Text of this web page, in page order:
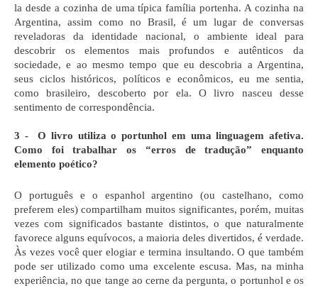
la desde a cozinha de uma típica família portenha. A cozinha na
Argentina, assim como no Brasil, é um lugar de conversas
reveladoras da identidade nacional, o ambiente ideal para
descobrir os elementos mais profundos e autênticos da
sociedade, e ao mesmo tempo que eu descobria a Argentina,
seus ciclos históricos, políticos e econômicos, eu me sentia,
como brasileiro, descoberto por ela. O livro nasceu desse
sentimento de correspondência.
3 -  O livro utiliza o portunhol em uma linguagem afetiva.
Como foi trabalhar os “erros de tradução” enquanto
elemento poético?
O português e o espanhol argentino (ou castelhano, como
preferem eles) compartilham muitos significantes, porém, muitas
vezes com significados bastante distintos, o que naturalmente
favorece alguns equívocos, a maioria deles divertidos, é verdade.
Às vezes você quer elogiar e termina insultando. O que também
pode ser utilizado como uma excelente escusa. Mas, na minha
experiência, no que tange ao cerne da pergunta, o portunhol e os